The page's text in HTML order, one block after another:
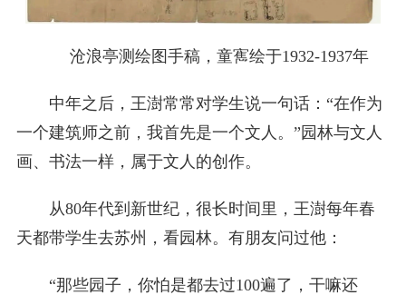
沧浪亭测绘图手稿，童寯绘于1932-1937年
中年之后，王澍常常对学生说一句话：“在作为
一个建筑师之前，我首先是一个文人。”园林与文人
画、书法一样，属于文人的创作。
从80年代到新世纪，很长时间里，王澍每年春
天都带学生去苏州，看园林。有朋友问过他：
“那些园子，你怕是都去过100遍了，干嘛还